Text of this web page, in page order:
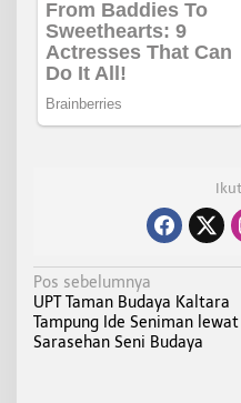
N
a
v
Pos sebelumnya
UPT Taman Budaya Kaltara
Tampung Ide Seniman lewat
Sarasehan Seni Budaya